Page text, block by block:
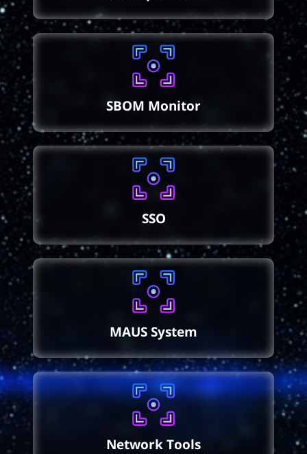
SBOM Monitor
SSO
MAUS System
Network Tools